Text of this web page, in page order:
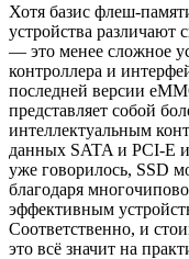
Хотя базис флеш-
устройства различают
— это менее сложное
контроллера и
последней версии
представляет собой
интеллектуальным
данных SATA и PCI-E
уже говорилось, SSD
благодаря
эффективным
Соответственно, и
это всё значит на